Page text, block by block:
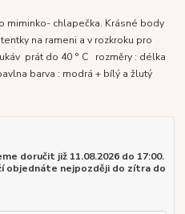
miminko- chlapečka. Krásné body
na rameni a v rozkroku pro
prát do 40 ° C rozměry : délka
barva : modrá + bílý a žlutý
doručit již 11.08.2026 do 17:00.
objednáte nejpozději do zítra do